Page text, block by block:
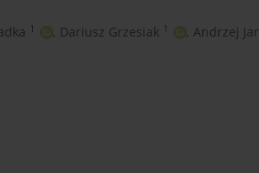
1 , Dariusz Grzesiak 1 , Andrzej